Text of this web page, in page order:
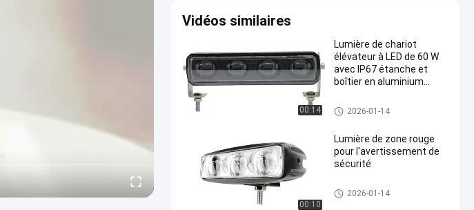
Vidéos similaires
00:14
Lumière de chariot
élévateur à LED de 60 W
avec IP67 étanche et
boîtier en aluminium
une sécurité accrue
Feu rouge de la zone du chario
t élévateur
2026-01-14
00:10
Lumière de zone rouge
pour l'avertissement de
sécurité
Feu rouge de la zone du chario
t élévateur
2026-01-14